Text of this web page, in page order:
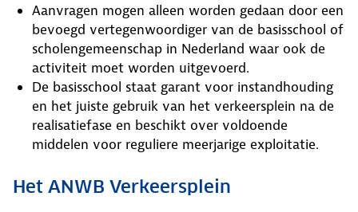
Aanvragen mogen alleen worden gedaan door een
bevoegd vertegenwoordiger van de basisschool of
scholengemeenschap in Nederland waar ook de
activiteit moet worden uitgevoerd.
De basisschool staat garant voor instandhouding
en het juiste gebruik van het verkeersplein na de
realisatiefase en beschikt over voldoende
middelen voor reguliere meerjarige exploitatie.
Het ANWB Verkeersplein